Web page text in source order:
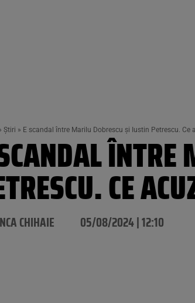
Știri » E scandal între Marilu Dobrescu și Iustin Petrescu. Ce
CE
CHIHAIE 05/08/2024 | 12:10